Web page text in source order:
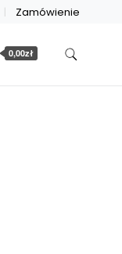
Zamówienie
0,00zł